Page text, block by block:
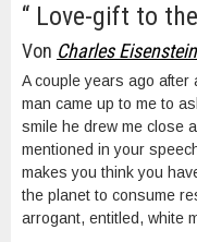
“ Love-gift to
Von Charles
A couple years ago after
man came up to me to
smile he drew me close
mentioned in your
makes you think you
the planet to consume
arrogant, entitled, white